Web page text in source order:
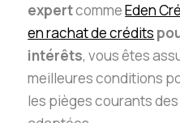
expertcommeEden
en rachat de crédits
intérêts, vous êtes
meilleures conditions
les pièges courants